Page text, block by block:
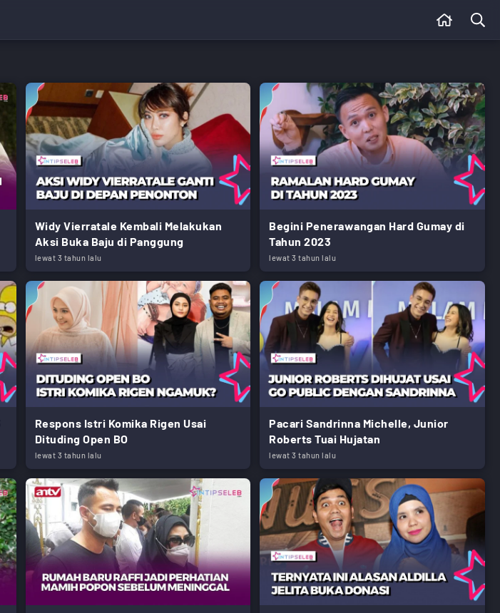
Widy Vierratale Kembali Melakukan
Aksi Buka Baju di Panggung
lewat 3 tahun lalu
Begini Penerawangan Hard Gumay di
Tahun 2023
lewat 3 tahun lalu
Respons Istri Komika Rigen Usai
Dituding Open BO
lewat 3 tahun lalu
Pacari Sandrinna Michelle, Junior
Roberts Tuai Hujatan
lewat 3 tahun lalu